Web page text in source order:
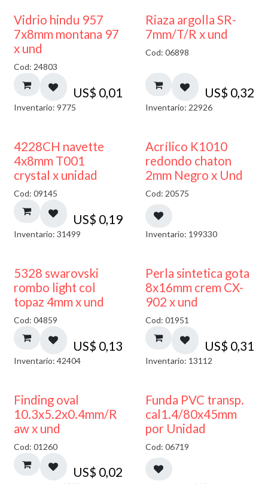
40% DESCUENTO
Vidrio hindu 957
7x8mm montana 97
x und
Cod: 24803
US$ 0,01
Inventario: 9775
Riaza argolla SR-
7mm/T/R x und
Cod: 06898
US$ 0,32
Inventario: 22926
4228CH navette
4x8mm T001
crystal x unidad
Cod: 09145
US$ 0,19
Inventario: 31499
50% DESCUENTO
Acrílico K1010
redondo chaton
2mm Negro x Und
Cod: 20575
Inventario: 199330
5328 swarovski
rombo light col
topaz 4mm x und
Cod: 04859
US$ 0,13
Inventario: 42404
Perla sintetica gota
8x16mm crem CX-
902 x und
Cod: 01951
US$ 0,31
Inventario: 13112
Finding oval
10.3x5.2x0.4mm/R
aw x und
Cod: 01260
US$ 0,02
Funda PVC transp.
cal1.4/80x45mm
por Unidad
Cod: 06719